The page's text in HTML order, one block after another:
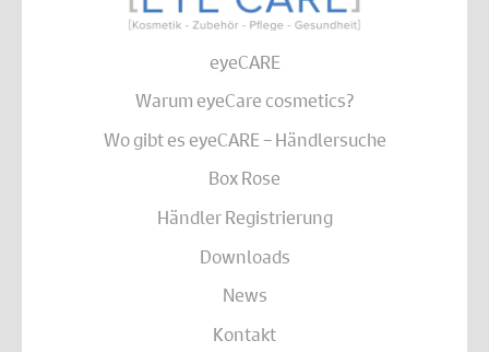
eyeCARE
Warum eyeCare cosmetics?
Wo gibt es eyeCARE – Händlersuche
Box Rose
Händler Registrierung
Downloads
News
Kontakt